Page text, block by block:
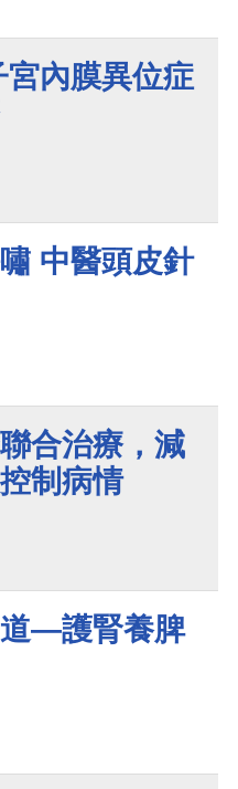
內膜異位症
中醫頭皮針
合治療，減
制病情
—護腎養脾